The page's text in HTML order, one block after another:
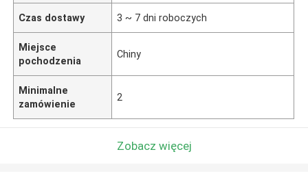
Czas dostawy 3 ~ 7 dni roboczych
Miejsce
pochodzenia
Chiny
Minimalne
zamówienie
2
Zobacz więcej